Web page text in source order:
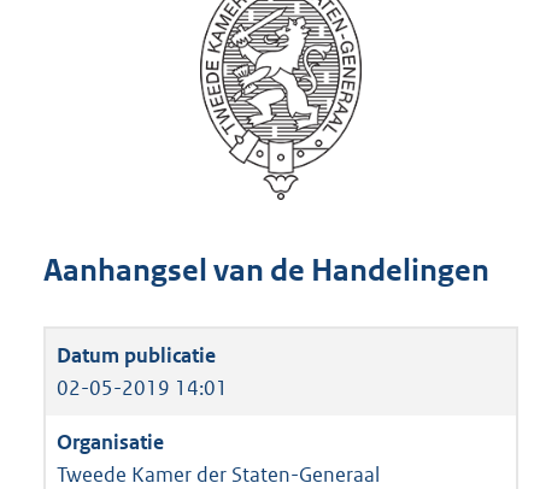
Aanhangsel van de Handelingen
02-05-2019 14:01
Tweede Kamer der Staten-Generaal